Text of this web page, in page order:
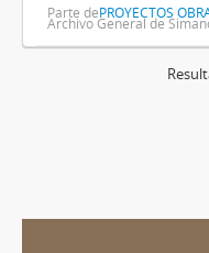
Parte dePROYECTOS
Archivo General de